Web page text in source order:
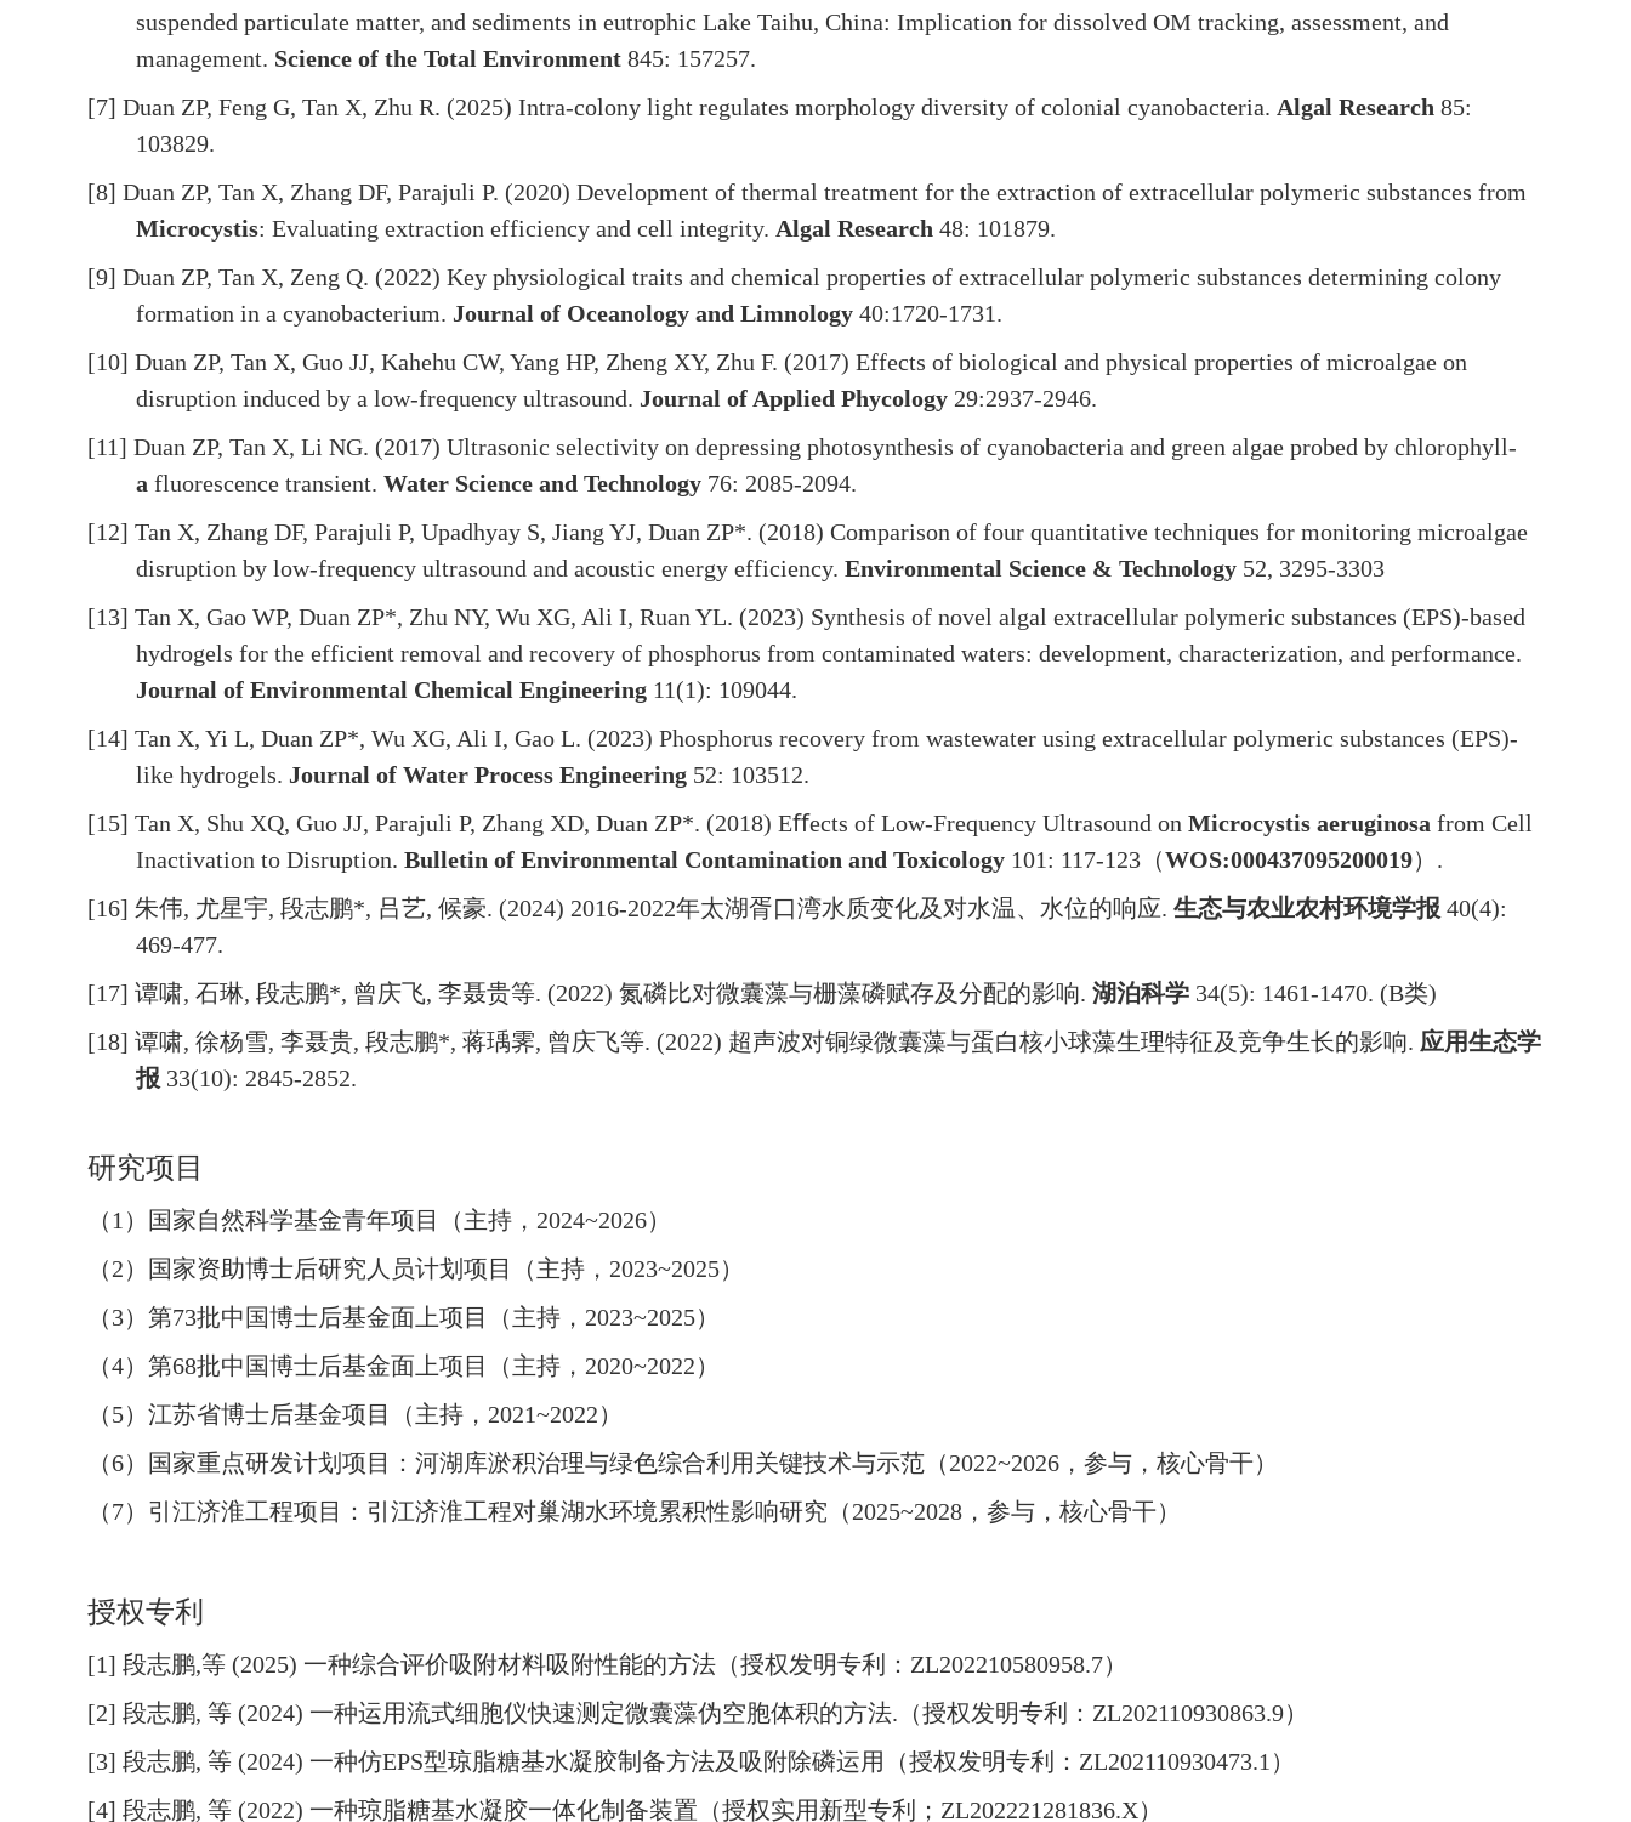
suspended particulate matter, and sediments in eutrophic Lake Taihu, China: Implication for dissolved OM tracking, assessment, and
management. Science of the Total Environment 845: 157257.
[7] Duan ZP, Feng G, Tan X, Zhu R. (2025) Intra-colony light regulates morphology diversity of colonial cyanobacteria. Algal Research 85:
103829.
[8] Duan ZP, Tan X, Zhang DF, Parajuli P. (2020) Development of thermal treatment for the extraction of extracellular polymeric substances from
Microcystis: Evaluating extraction efficiency and cell integrity. Algal Research 48: 101879.
[9] Duan ZP, Tan X, Zeng Q. (2022) Key physiological traits and chemical properties of extracellular polymeric substances determining colony
formation in a cyanobacterium. Journal of Oceanology and Limnology 40:1720-1731.
[10] Duan ZP, Tan X, Guo JJ, Kahehu CW, Yang HP, Zheng XY, Zhu F. (2017) Effects of biological and physical properties of microalgae on
disruption induced by a low-frequency ultrasound. Journal of Applied Phycology 29:2937-2946.
[11] Duan ZP, Tan X, Li NG. (2017) Ultrasonic selectivity on depressing photosynthesis of cyanobacteria and green algae probed by chlorophyll-
a fluorescence transient. Water Science and Technology 76: 2085-2094.
[12] Tan X, Zhang DF, Parajuli P, Upadhyay S, Jiang YJ, Duan ZP*. (2018) Comparison of four quantitative techniques for monitoring microalgae
disruption by low-frequency ultrasound and acoustic energy efficiency. Environmental Science & Technology 52, 3295-3303
[13] Tan X, Gao WP, Duan ZP*, Zhu NY, Wu XG, Ali I, Ruan YL. (2023) Synthesis of novel algal extracellular polymeric substances (EPS)-based
hydrogels for the efficient removal and recovery of phosphorus from contaminated waters: development, characterization, and performance.
Journal of Environmental Chemical Engineering 11(1): 109044.
[14] Tan X, Yi L, Duan ZP*, Wu XG, Ali I, Gao L. (2023) Phosphorus recovery from wastewater using extracellular polymeric substances (EPS)-
like hydrogels. Journal of Water Process Engineering 52: 103512.
[15] Tan X, Shu XQ, Guo JJ, Parajuli P, Zhang XD, Duan ZP*. (2018) Eﬀects of Low-Frequency Ultrasound on Microcystis aeruginosa from Cell
Inactivation to Disruption. Bulletin of Environmental Contamination and Toxicology 101: 117-123 （WOS:000437095200019） .
[16] 朱伟, 尤星宇, 段志鹏*, 吕艺, 候豪. (2024) 2016-2022年太湖胥口湾水质变化及对水温、水位的响应. 生态与农业农村环境学报 40(4):
469-477.
[17] 谭啸, 石琳, 段志鹏*, 曾庆飞, 李聂贵等. (2022) 氮磷比对微囊藻与栅藻磷赋存及分配的影响. 湖泊科学 34(5): 1461-1470. (B类)
[18] 谭啸, 徐杨雪, 李聂贵, 段志鹏*, 蒋瑀霁, 曾庆飞等. (2022) 超声波对铜绿微囊藻与蛋白核小球藻生理特征及竞争生长的影响. 应用生态学
报 33(10): 2845-2852.
研究项目
（1 ）国家自然科学基金青年项目（主持， 2024~2026）
（2）国家资助博士后研究人员计划项目（主持， 2023~2025）
（3）第73批中国博士后基金面上项目（主持， 2023~2025）
（4）第68批中国博士后基金面上项目（主持， 2020~2022）
（5）江苏省博士后基金项目（主持， 2021~2022）
（6）国家重点研发计划项目：河湖库淤积治理与绿色综合利用关键技术与示范（2022~2026 ，参与，核心骨干）
（7）引江济淮工程项目：引江济淮工程对巢湖水环境累积性影响研究（2025~2028 ，参与，核心骨干）
授权专利
[1] 段志鹏,等 (2025) 一种综合评价吸附材料吸附性能的方法 （授权发明专利： ZL202210580958.7）
[2] 段志鹏, 等 (2024) 一种运用流式细胞仪快速测定微囊藻伪空胞体积的方法. （授权发明专利： ZL202110930863.9）
[3] 段志鹏, 等 (2024) 一种仿EPS型琼脂糖基水凝胶制备方法及吸附除磷运用（授权发明专利： ZL202110930473.1 ）
[4] 段志鹏, 等 (2022) 一种琼脂糖基水凝胶一体化制备装置（授权实用新型专利； ZL202221281836.X）